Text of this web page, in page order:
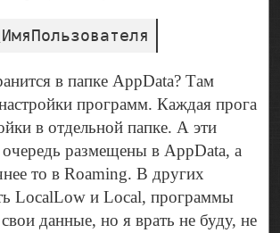
в папке AppData? Там
программ. Каждая прога
в отдельной папке. А эти
размещены в AppData, а
то в Roaming. В других
LocalLow и Local, программы
данные, но я врать не буду, не